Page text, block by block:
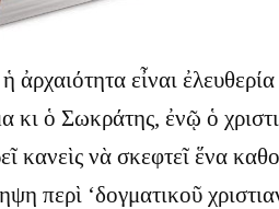
εἶναι ἐλευθερία
κι ὁ Σωκράτης, ἐνῷ ὁ
κανεὶς νὰ σκεφτεῖ ἕνα
περὶ ‘δογματικοῦ